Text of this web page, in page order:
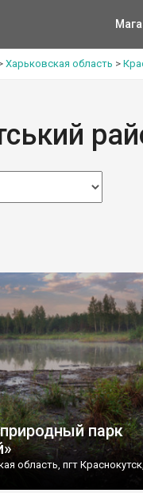
Харьковская область >
парк
область, пгт